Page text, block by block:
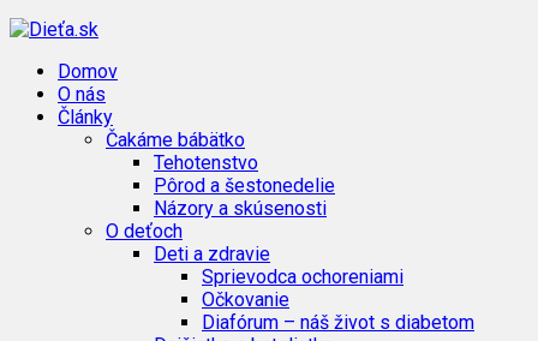
Domov
O nás
Články
Čakáme bábätko
Tehotenstvo
Pôrod a šestonedelie
Názory a skúsenosti
O deťoch
Deti a zdravie
Sprievodca ochoreniami
Očkovanie
Diafórum – náš život s diabetom